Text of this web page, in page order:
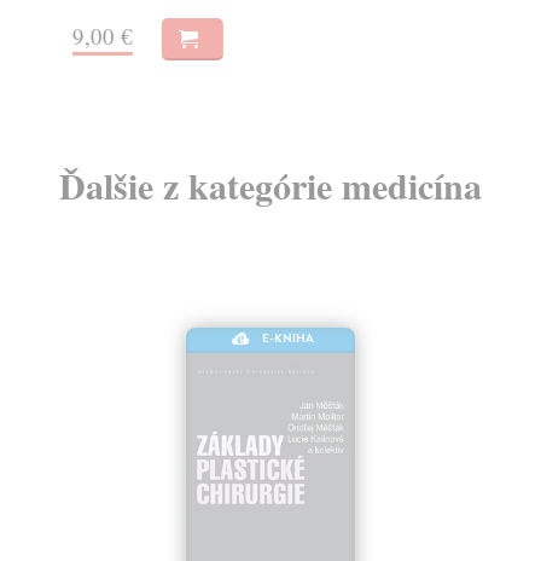
9,00 €
Ďalšie z kategórie medicína
E-KNIHA